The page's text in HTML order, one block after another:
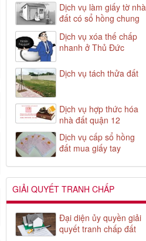
Dịch vụ làm giấy tờ nhà
đất có sổ hồng chung
Dịch vụ xóa thế chấp
nhanh ở Thủ Đức
Dịch vụ tách thửa đất
Dịch vụ hợp thức hóa
nhà đất quận 12
Dịch vụ cấp sổ hồng
đất mua giấy tay
GIẢI QUYẾT TRANH CHẤP
Đại diện ủy quyền giải
quyết tranh chấp đất